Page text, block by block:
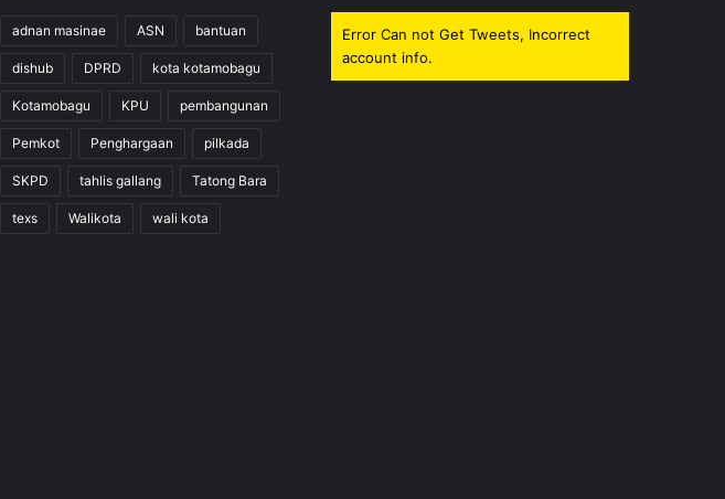
adnan masinae ASN bantuan
dishub DPRD kota kotamobagu
Kotamobagu KPU pembangunan
Pemkot Penghargaan pilkada
SKPD tahlis gallang Tatong Bara
texs Walikota wali kota
Error Can not Get Tweets, Incorrect
account info.